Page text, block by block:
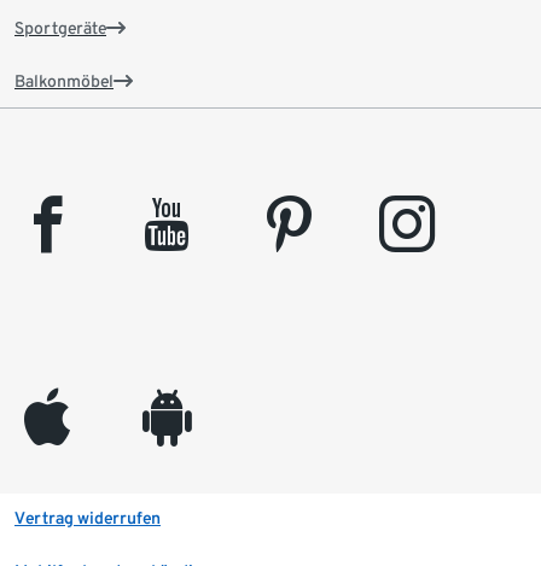
Sportgeräte
Balkonmöbel
facebook youtube pinterest instagram
appleinc android
Vertrag widerrufen